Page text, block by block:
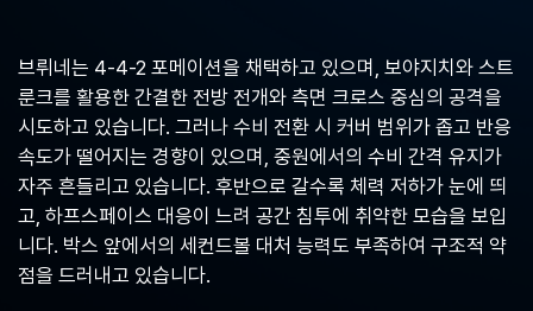
스
포
츠
중
계
사
이
트
브뤼네는 4-4-2 포메이션을 채택하고 있으며, 보야지치와 스트
룬크를 활용한 간결한 전방 전개와 측면 크로스 중심의 공격을
시도하고 있습니다. 그러나 수비 전환 시 커버 범위가 좁고 반응
속도가 떨어지는 경향이 있으며, 중원에서의 수비 간격 유지가
자주 흔들리고 있습니다. 후반으로 갈수록 체력 저하가 눈에 띄
고, 하프스페이스 대응이 느려 공간 침투에 취약한 모습을 보입
니다. 박스 앞에서의 세컨드볼 대처 능력도 부족하여 구조적 약
점을 드러내고 있습니다.